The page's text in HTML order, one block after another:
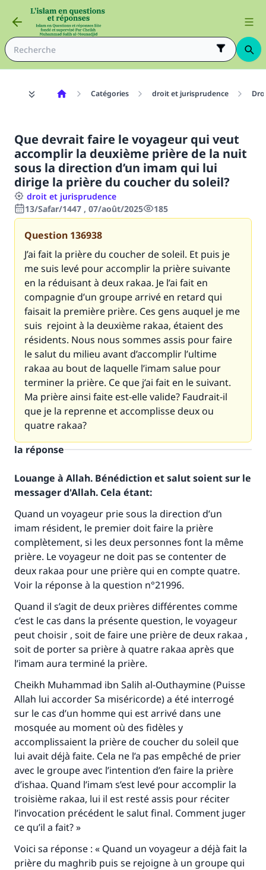
Catégories droit et jurisprudence
Que devrait faire le voyageur qui veut
accomplir la deuxième prière de la nuit
sous la direction d’un imam qui lui
dirige la prière du coucher du soleil?
droit et jurisprudence
13/Safar/1447 , 07/août/2025
185
Question 136938
J’ai fait la prière du coucher de soleil. Et puis je
me suis levé pour accomplir la prière suivante
en la réduisant à deux rakaa. Je l’ai fait en
compagnie d’un groupe arrivé en retard qui
faisait la première prière. Ces gens auquel je me
suis rejoint à la deuxième rakaa, étaient des
résidents. Nous nous sommes assis pour faire
le salut du milieu avant d’accomplir l’ultime
rakaa au bout de laquelle l’imam salue pour
terminer la prière. Ce que j’ai fait en le suivant.
Ma prière ainsi faite est-elle valide? Faudrait-il
que je la reprenne et accomplisse deux ou
quatre rakaa?
la réponse
Louange à Allah. Bénédiction et salut soient sur le
messager d'Allah. Cela étant:
Quand un voyageur prie sous la direction d’un
imam résident, le premier doit faire la prière
complètement, si les deux personnes font la même
prière. Le voyageur ne doit pas se contenter de
deux rakaa pour une prière qui en compte quatre.
Voir la réponse à la question n°21996.
Quand il s’agit de deux prières différentes comme
c’est le cas dans la présente question, le voyageur
peut choisir , soit de faire une prière de deux rakaa ,
soit de porter sa prière à quatre rakaa après que
l’imam aura terminé la prière.
Cheikh Muhammad ibn Salih al-Outhaymine (Puisse
Allah lui accorder Sa miséricorde) a été interrogé
sur le cas d’un homme qui est arrivé dans une
mosquée au moment où des fidèles y
accomplissaient la prière de coucher du soleil que
lui avait déjà faite. Cela ne l’a pas empêché de prier
avec le groupe avec l’intention d’en faire la prière
d’ishaa. Quand l’imam s’est levé pour accomplir la
troisième rakaa, lui il est resté assis pour réciter
l’invocation précédent le salut final. Comment juger
ce qu’il a fait? »
Voici sa réponse : « Quand un voyageur a déjà fait la
prière du maghrib puis se rejoigne à un groupe qui
Faites une différence dans la vie de
millions de personnes grâce à votre
contribution
Aidez nous à apporter des réponses.
Le Messager d'Allah (Paix sur lui) a dit:
"Celui qui indique une bonne action obtient la
même récompense que celui qui le fait."